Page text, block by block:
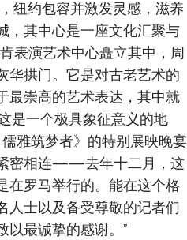
纽约包容并激发灵感，滋养
，其中心是一座文化汇聚与
表演艺术中心矗立其中，周
华拱门。它是对古老艺术的
最崇高的艺术表达，其中就
是一个极具象征意义的地
雅筑梦者》的特别展映晚宴
密相连——去年十二月，这
在罗马举行的。能在这个格
人士以及备受尊敬的记者们
以最诚挚的感谢。”